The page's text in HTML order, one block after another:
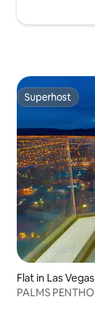
Superhost
Superhost
Flat in Las Vegas